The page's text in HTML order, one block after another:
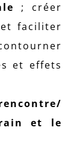
; créer
faciliter
et effets
et le